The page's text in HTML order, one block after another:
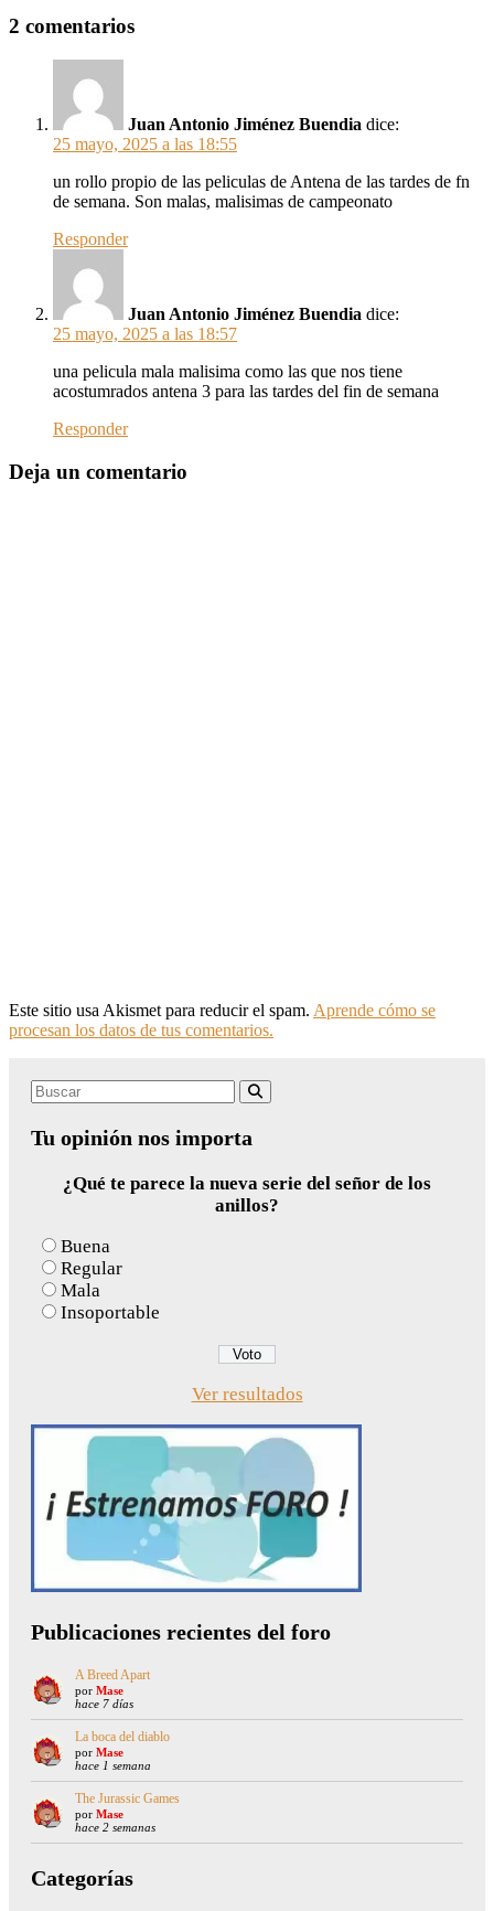
2 comentarios
Juan Antonio Jiménez Buendia dice:
25 mayo, 2025 a las 18:55
un rollo propio de las peliculas de Antena de las tardes de fn
de semana. Son malas, malisimas de campeonato
Responder
Juan Antonio Jiménez Buendia dice:
25 mayo, 2025 a las 18:57
una pelicula mala malisima como las que nos tiene
acostumrados antena 3 para las tardes del fin de semana
Responder
Deja un comentario
Este sitio usa Akismet para reducir el spam. Aprende cómo se
procesan los datos de tus comentarios.
Search
Tu opinión nos importa
¿Qué te parece la nueva serie del señor de los
anillos?
Buena
Regular
Mala
Insoportable
Ver resultados
Publicaciones recientes del foro
A Breed Apart
por Mase
hace 7 días
La boca del diablo
por Mase
hace 1 semana
The Jurassic Games
por Mase
hace 2 semanas
Categorías